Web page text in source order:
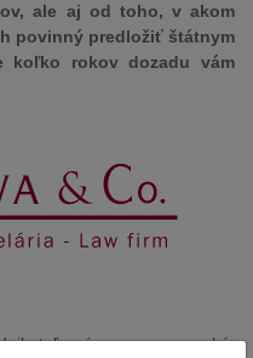
ale aj od toho, v akom
povinný predložiť štátnym
koľko rokov dozadu vám
sú pomerne vysoké,